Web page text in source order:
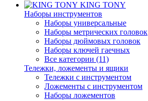
KING TONY
Наборы инструментов
Наборы универсальные
Наборы метрических головок
Наборы дюймовых головок
Наборы ключей гаечных
Все категории (11)
Тележки, ложементы и ящики
Тележки с инструментом
Ложементы с инструментом
Наборы ложементов